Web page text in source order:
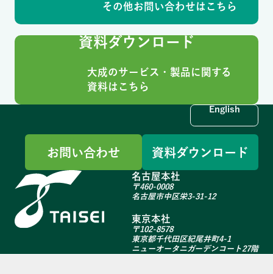
その他お問い合わせはこちら
資料ダウンロード
大成のサービス・製品に関する
資料はこちら
English
お問い合わせ 資料ダウンロード
名古屋本社
〒460-0008
名古屋市中区栄3-31-12
東京本社
〒102-8578
東京都千代田区紀尾井町4-1
ニューオータニガーデンコート27階